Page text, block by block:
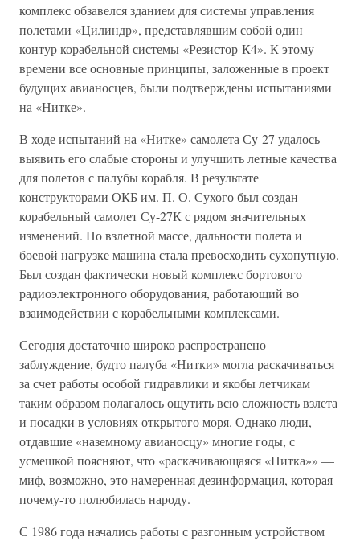
комплекс обзавелся зданием для системы управления
полетами «Цилиндр», представлявшим собой один
контур корабельной системы «Резистор-К4». К этому
времени все основные принципы, заложенные в проект
будущих авианосцев, были подтверждены испытаниями
на «Нитке».
В ходе испытаний на «Нитке» самолета Су-27 удалось
выявить его слабые стороны и улучшить летные качества
для полетов с палубы корабля. В результате
конструкторами ОКБ им. П. О. Сухого был создан
корабельный самолет Су-27К с рядом значительных
изменений. По взлетной массе, дальности полета и
боевой нагрузке машина стала превосходить сухопутную.
Был создан фактически новый комплекс бортового
радиоэлектронного оборудования, работающий во
взаимодействии с корабельными комплексами.
Сегодня достаточно широко распространено
заблуждение, будто палуба «Нитки» могла раскачиваться
за счет работы особой гидравлики и якобы летчикам
таким образом полагалось ощутить всю сложность взлета
и посадки в условиях открытого моря. Однако люди,
отдавшие «наземному авианосцу» многие годы, с
усмешкой поясняют, что «раскачивающаяся «Нитка»» —
миф, возможно, это намеренная дезинформация, которая
почему-то полюбилась народу.
С 1986 года начались работы с разгонным устройством